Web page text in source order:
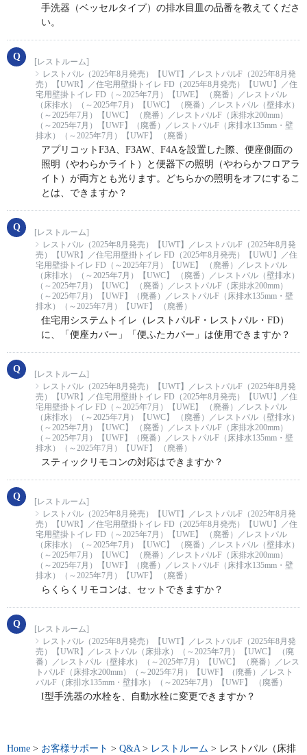
手洗器（ベッセルタイプ）の排水目皿の品番を教えてくださ
い。
[レストルーム]
レストパル（2025年8月発売）【UWT】／レストパルF（2025年8月発
売）【UWR】／住宅用壁掛トイレ FD（2025年8月発売）【UWU】／住
宅用壁掛トイレ FD（～2025年7月）【UWE】 （廃番）／レストパル
（床排水）（～2025年7月）【UWC】 （廃番）／レストパル（壁排水）
（～2025年7月）【UWC】 （廃番）／レストパルF（床排水200mm）
（～2025年7月）【UWF】（廃番）／レストパルF（床排水135mm・壁
排水）（～2025年7月）【UWF】 （廃番）
アプリコットF3A、F3AW、F4Aを設置した際、便座側面の
照明（やわらかライト）と便器下の照明（やわらかフロアラ
イト）が両方とも光ります。どちらかの照明をオフにするこ
とは、できますか？
[レストルーム]
レストパル（2025年8月発売）【UWT】／レストパルF（2025年8月発
売）【UWR】／住宅用壁掛トイレ FD（2025年8月発売）【UWU】／住
宅用壁掛トイレ FD（～2025年7月）【UWE】 （廃番）／レストパル
（床排水）（～2025年7月）【UWC】 （廃番）／レストパル（壁排水）
（～2025年7月）【UWC】 （廃番）／レストパルF（床排水200mm）
（～2025年7月）【UWF】（廃番）／レストパルF（床排水135mm・壁
排水）（～2025年7月）【UWF】 （廃番）
住宅用システムトイレ（レストパルF・レストパル・FD）
に、「便座カバー」「便ふたカバー」は使用できますか？
[レストルーム]
レストパル（2025年8月発売）【UWT】／レストパルF（2025年8月発
売）【UWR】／住宅用壁掛トイレ FD（2025年8月発売）【UWU】／住
宅用壁掛トイレ FD（～2025年7月）【UWE】 （廃番）／レストパル
（床排水）（～2025年7月）【UWC】 （廃番）／レストパル（壁排水）
（～2025年7月）【UWC】 （廃番）／レストパルF（床排水200mm）
（～2025年7月）【UWF】（廃番）／レストパルF（床排水135mm・壁
排水）（～2025年7月）【UWF】 （廃番）
スティックリモコンの対応はできますか？
[レストルーム]
レストパル（2025年8月発売）【UWT】／レストパルF（2025年8月発
売）【UWR】／住宅用壁掛トイレ FD（2025年8月発売）【UWU】／住
宅用壁掛トイレ FD（～2025年7月）【UWE】 （廃番）／レストパル
（床排水）（～2025年7月）【UWC】 （廃番）／レストパル（壁排水）
（～2025年7月）【UWC】 （廃番）／レストパルF（床排水200mm）
（～2025年7月）【UWF】（廃番）／レストパルF（床排水135mm・壁
排水）（～2025年7月）【UWF】 （廃番）
らくらくリモコンは、セットできますか？
[レストルーム]
レストパル（2025年8月発売）【UWT】／レストパルF（2025年8月発
売）【UWR】／レストパル（床排水）（～2025年7月）【UWC】 （廃
番）／レストパル（壁排水）（～2025年7月）【UWC】 （廃番）／レス
トパルF（床排水200mm）（～2025年7月）【UWF】（廃番）／レスト
パルF（床排水135mm・壁排水）（～2025年7月）【UWF】 （廃番）
I型手洗器の水栓を、自動水栓に変更できますか？
Home > お客様サポート > Q&A> レストルーム > レストパル（床排